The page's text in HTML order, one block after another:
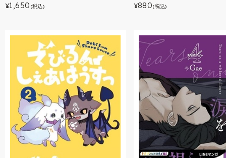
¥1,650 (税込) ¥880(税込)